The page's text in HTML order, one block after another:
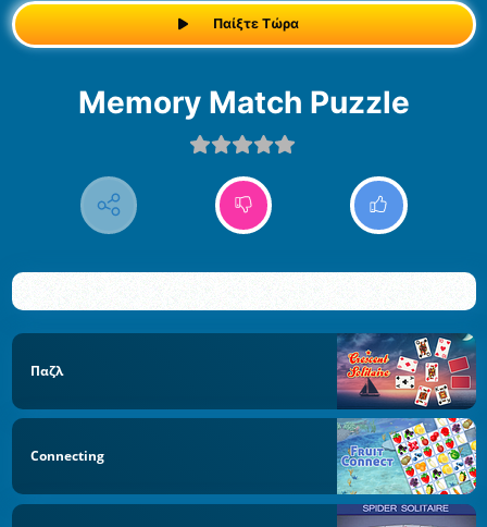
Παίξτε Τώρα
Memory Match Puzzle
Παζλ
Connecting